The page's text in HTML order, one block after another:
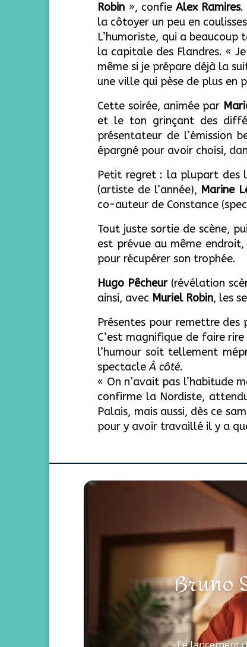
Robin », confieAlex Ramires.
la côtoyer un peu en
L’humoriste, qui a
la capitale des Flandres. «
même si je prépare déjà la
une ville qui pèse de plus en
Cette soirée, animée par
et le ton grinçant des
présentateur de l’émission
épargné pour avoir choisi,
Petit regret : la plupart des
(artiste de l’année), Marine
co-auteur de Constance
Tout juste sortie de scène,
est prévue au même
pour récupérer son trophée.
Hugo Pêcheur(révélation
ainsi, avec Muriel Robin, les
Présentes pour remettre des
C’est magnifique de faire
l’humour soit tellement
spectacleÀ côté.
« On n’avait pas l’habitude
confirme la Nordiste,
Palais, mais aussi, dès ce
pour y avoir travaillé il y a
Bruno